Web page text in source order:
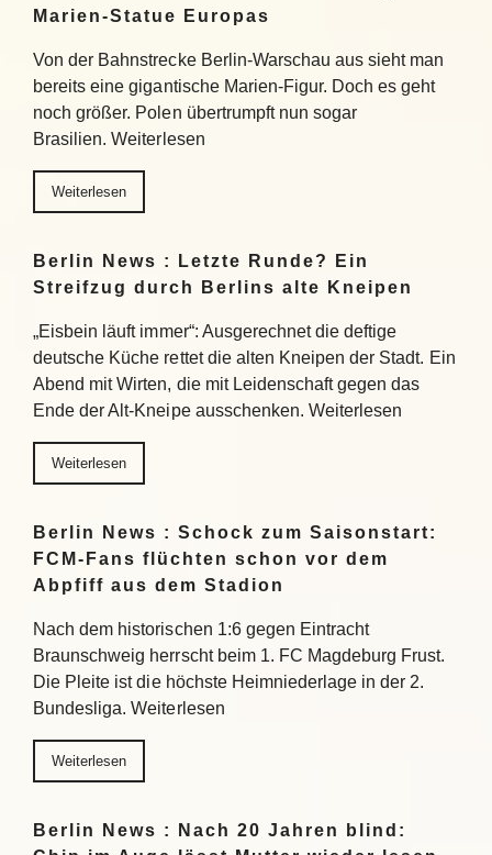
Marien-Statue Europas
Von der Bahnstrecke Berlin-Warschau aus sieht man
bereits eine gigantische Marien-Figur. Doch es geht
noch größer. Polen übertrumpft nun sogar
Brasilien. Weiterlesen
Weiterlesen
Berlin News : Letzte Runde? Ein
Streifzug durch Berlins alte Kneipen
„Eisbein läuft immer“: Ausgerechnet die deftige
deutsche Küche rettet die alten Kneipen der Stadt. Ein
Abend mit Wirten, die mit Leidenschaft gegen das
Ende der Alt-Kneipe ausschenken. Weiterlesen
Weiterlesen
Berlin News : Schock zum Saisonstart:
FCM-Fans flüchten schon vor dem
Abpfiff aus dem Stadion
Nach dem historischen 1:6 gegen Eintracht
Braunschweig herrscht beim 1. FC Magdeburg Frust.
Die Pleite ist die höchste Heimniederlage in der 2.
Bundesliga. Weiterlesen
Weiterlesen
Berlin News : Nach 20 Jahren blind: